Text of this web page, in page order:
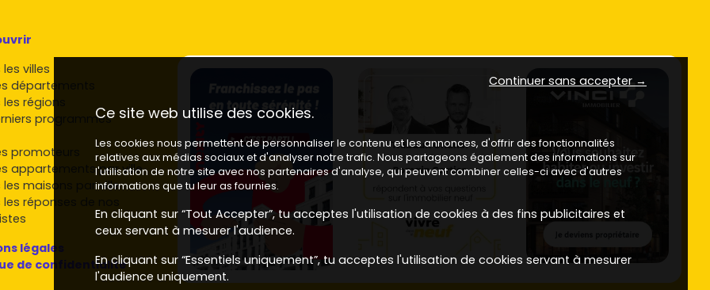
offre une demande locative assurée. Les
sont particulièrement recherchées par les
sont en transformation rapide, avec des projets
investisseurs que les familles.
les-Moulineaux
offrant des résidences modernes et
villes
départements
régions
programmes
promoteurs
appartements par ville
les maisons par ville
réponses de nos
légales
de confidentialité
Continuer sans accepter →
Ce site web utilise des cookies.
Les cookies nous permettent de personnaliser le contenu et les annonces, d'offrir des fonctionnalités
relatives aux médias sociaux et d'analyser notre trafic. Nous partageons également des informations sur
l'utilisation de notre site avec nos partenaires d'analyse, qui peuvent combiner celles-ci avec d'autres
informations que tu leur as fournies.
En cliquant sur “Tout Accepter”, tu acceptes l'utilisation de cookies à des fins publicitaires et
ceux servant à mesurer l'audience.
En cliquant sur “Essentiels uniquement”, tu acceptes l'utilisation de cookies servant à mesurer
l'audience uniquement.